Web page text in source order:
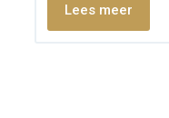
Lees meer